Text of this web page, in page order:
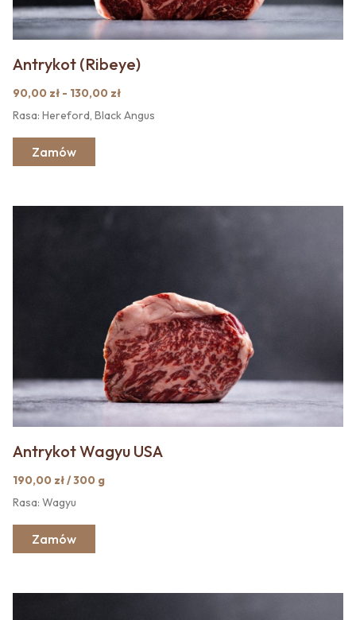
Antrykot (Ribeye)
90,00 zł - 130,00 zł
Rasa: Hereford, Black Angus
Zamów
Antrykot Wagyu USA
190,00 zł / 300 g
Rasa: Wagyu
Zamów